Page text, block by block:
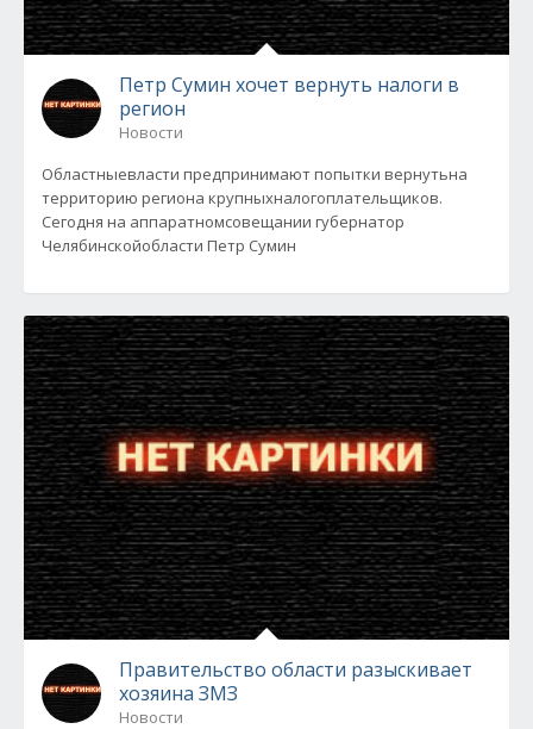
Петр Сумин хочет вернуть налоги в
регион
Новости
Областныевласти предпринимают попытки вернутьна
территорию региона крупныхналогоплательщиков.
Сегодня на аппаратномсовещании губернатор
Челябинскойобласти Петр Сумин
Правительство области разыскивает
хозяина ЗМЗ
Новости